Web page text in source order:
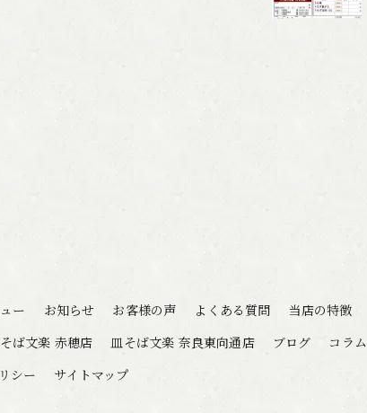
ー お知らせ お客様の声 よくある質問 当店の特徴
ば文楽 赤穂店 皿そば文楽 奈良東向通店 ブログ コラム
シー
サイトマップ